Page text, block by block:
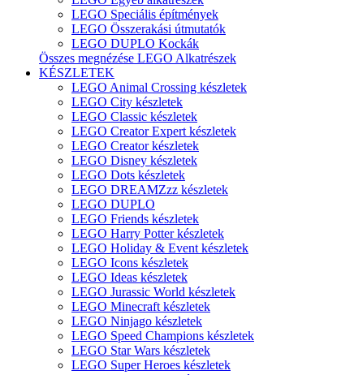
LEGO Speciális építmények
LEGO Összerakási útmutatók
LEGO DUPLO Kockák
Összes megnézése LEGO Alkatrészek
KÉSZLETEK
LEGO Animal Crossing készletek
LEGO City készletek
LEGO Classic készletek
LEGO Creator Expert készletek
LEGO Creator készletek
LEGO Disney készletek
LEGO Dots készletek
LEGO DREAMZzz készletek
LEGO DUPLO
LEGO Friends készletek
LEGO Harry Potter készletek
LEGO Holiday & Event készletek
LEGO Icons készletek
LEGO Ideas készletek
LEGO Jurassic World készletek
LEGO Minecraft készletek
LEGO Ninjago készletek
LEGO Speed Champions készletek
LEGO Star Wars készletek
LEGO Super Heroes készletek